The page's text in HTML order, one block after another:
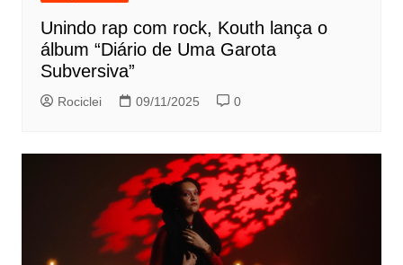
Unindo rap com rock, Kouth lança o
álbum “Diário de Uma Garota
Subversiva”
Rociclei 09/11/2025 0